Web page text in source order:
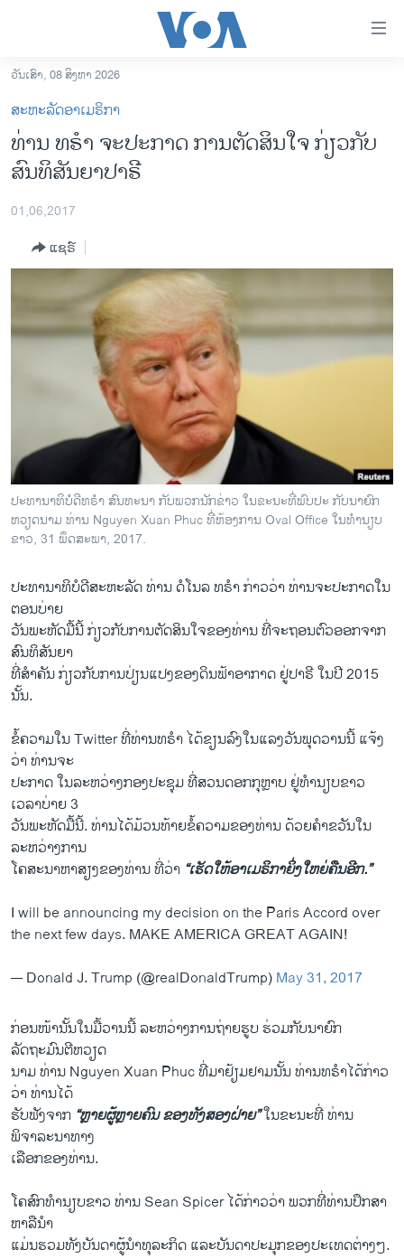
ເຂົ້າ
ຫາ
ຂ້າມ
ຂ້າມ
ຂ້າມ
ຫາ
ລາວ
ອາເມຣິກາ
ຂ່າວ​ຈີນ
ໂລກ
ອິດສະຫຼະພາບດ້ານການຂ່າວ
ຊຸມຊົນຊາວລາວ
ວິທະຍາສາດ-ເທັກໂນໂລຈີ
ທຸລະກິດ
ພາສາອັງກິດ
ວີດີໂອ
ສຽງ
ລາຍການກະຈາຍສຽງ
ລາຍງານ
ຕິດຕາມພວກເຮົາ ທີ່
ພາສາຕ່າງໆ
ວັນເສົາ, 08 ສິງຫາ 2026
ສະຫະລັດອາເມຣິກາ
ທ່ານ ທຣຳ ຈະປະກາດ ການຕັດສິນໃຈ ກ່ຽວກັບ
ສົນທິສັນຍາປາຣີ
01,06,2017
ແຊຣ໌
ປະທານາທິບໍດີທຣຳ ສົນທະນາ ກັບພວກນັກຂ່າວ ໃນຂະນະທີ່ພົບປະ ກັບນາຍົກ
ຫວຽດນາມ ທ່ານ Nguyen Xuan Phuc ທີ່ຫ້ອງການ Oval Office ໃນທຳນຽບ
ຂາວ, 31 ພຶດສະພາ, 2017.
ປະທານາທິບໍດີ​ສະຫະລັດ ທ່ານ ດໍ​ໂນ​ລ ທຣຳ ກ່າວ​ວ່າ ທ່ານ​ຈະ​ປະກາດ​ໃນ
ຕອນ​ບ່າຍ
​ວັນ​ພະຫັດ​ມື້​ນີ້ ກ່ຽວ​ກັບ​ການ​ຕັດສິນ​ໃຈ​ຂອງ​ທ່ານ ທີ່​ຈະ​ຖອນ​ຕົວ​ອອກ​ຈາກ
ສົນທິສັນຍາ​
ທີ່​ສຳຄັນ ກ່ຽວ​ກັບ​ການ​ປ່ຽນ​ແປງ​ຂອງ​ດິນ​ຟ້າ​ອາກາດ ຢູ່​ປາຣີ ​ໃນ​ປີ 2015
ນັ້ນ.
​ຂໍ້ຄວາມ​ໃນ Twitter ທີ່​ທ່ານ​ທຣຳ ​ໄດ້​ຂຽນ​ລົງ​ໃນ​ແລງ​ວັນ​ພຸດ​ວານ​ນີ້ ​ແຈ້ງ
ວ່າ ທ່ານ​ຈະ
​ປະກາດ ໃນລະຫວ່າງ​ກອງ​ປະຊຸມ ​ທີ່​ສວນດອກ​ກຸຫຼາບ ​ຢູ່​ທຳນຽບຂາວ ​
ເວລາບ່າຍ 3
ວັນ​ພະຫັດ​ມື້ນີ້. ທ່ານ​ໄດ້​ມ້ວນ​ທ້າຍ​ຂໍ້ຄວາມ​ຂອງ​ທ່ານ ດ້ວຍຄຳ​ຂວັນ​ໃນ​
ລະຫວ່າງ​ການ​
ໂຄສະ​ນາ​ຫາ​ສຽງ​ຂອງ​ທ່ານ ​ທີ່​ວ່າ “​ເຮັດ​ໃຫ້​ອາ​ເມຣິກາ​ຍິ່ງ​ໃຫຍ່​ຄືນ​ອີກ.”
I will be announcing my decision on the Paris Accord over
the next few days. MAKE AMERICA GREAT AGAIN!
— Donald J. Trump (@realDonaldTrump)May 31, 2017
ກ່ອນ​ໜ້ານັ້ນ​ໃນ​ມື້ວານ​ນີ້ ​ລະຫວ່າງ​ການ​ຖ່າຍຮູບ ​ຮ່ວມ​ກັບ​ນາຍົກ
ລັດຖະມົນຕີຫວຽດ
ນາມ ທ່ານ Nguyen Xuan Phuc ທີ່​ມາ​ຢ້ຽມຢາມ​ນັ້ນ ທ່ານ​ທຣຳໄດ້​ກ່າວ​
ວ່າ ທ່ານ​ໄດ້​
ຮັບ​ຟັງ​ຈາກ​ “ຫຼາຍຜູ້ຫຼາຍຄົນ​ ຂອງທັງ​ສອງ​ຝ່າຍ”​ໃນ​ຂະນະ​ທີ່​ ທ່ານ​
ພິຈາລະນາ​ທາງ​
ເລືອກ​ຂອງ​ທ່ານ.
ໂຄສົກ​ທຳນຽບຂາວ ທ່ານ Sean Spicer ​ໄດ້​ກ່າວ​ວ່າ ພວກ​ທີ່​ທ່ານ​ປຶກສາ​
ຫາລື​ນຳ ​
ແມ່ນ​ຮວມທັງບັນດາ​ຜູ້ນຳທຸລະ​ກິດ ​ແລະ​ບັນດາປະມຸກ​ຂອງປະ​ເທດຕ່າງໆ.